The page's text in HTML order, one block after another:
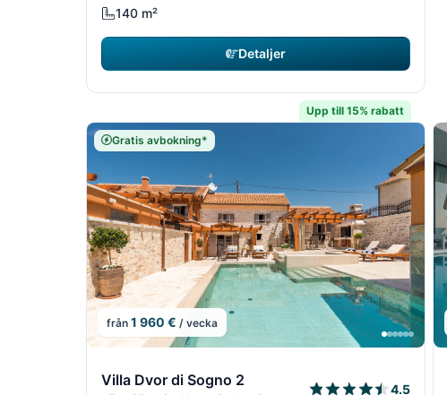
140 m²
Detaljer
Upp till 15% rabatt
Gratis avbokning*
från 1 960 € / vecka
Villa Dvor di Sogno 2
4.5